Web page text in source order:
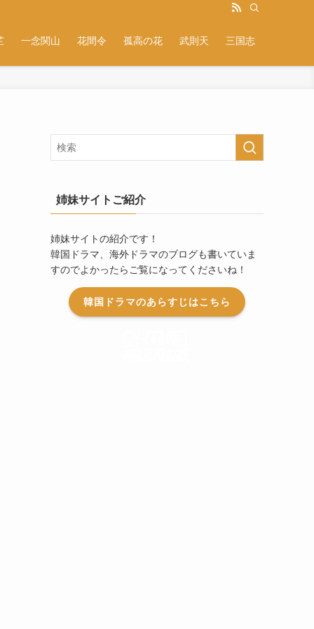
一念関山 花間令 孤高の花 武則天 三国志
姉妹サイトご紹介
姉妹サイトの紹介です！
韓国ドラマ、海外ドラマのブログも書いていま
すのでよかったらご覧になってくださいね！
韓国ドラマのあらすじはこちら